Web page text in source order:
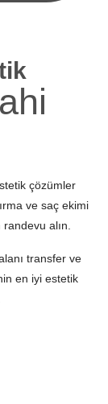
çözümler
ve saç ekimi
alın.
transfer ve
en iyi estetik